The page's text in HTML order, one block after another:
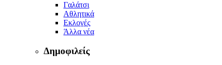
Γαλάτσι
Αθλητικά
Εκλογές
Άλλα νέα
Δημοφιλείς